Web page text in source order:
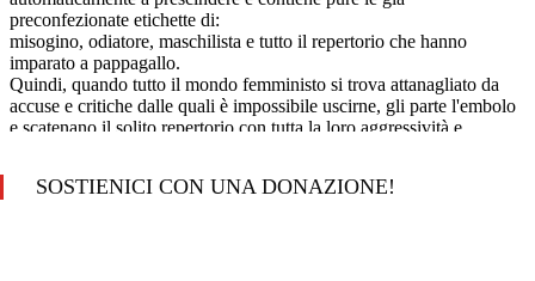
SOSTIENICI CON UNA DONAZIONE!